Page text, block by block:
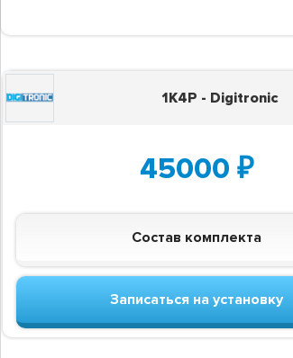
1K4P - Digitronic
45000 ₽
Состав комплекта
Записаться на установку